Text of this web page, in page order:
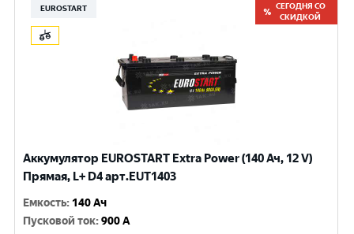
EUROSTART
СЕГОДНЯ СО
СКИДКОЙ
Аккумулятор EUROSTART Extra Power (140 Ач, 12 V)
Прямая, L+ D4 арт.EUT1403
Емкость: 140 Ач
Пусковой ток:900 A